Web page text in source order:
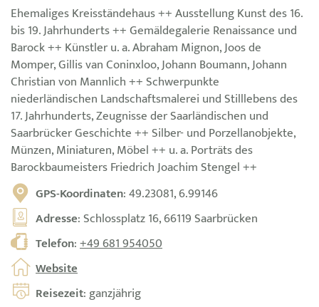
Ehemaliges Kreisständehaus ++ Ausstellung Kunst des 16.
bis 19. Jahrhunderts ++ Gemäldegalerie Renaissance und
Barock ++ Künstler u. a. Abraham Mignon, Joos de
Momper, Gillis van Coninxloo, Johann Boumann, Johann
Christian von Mannlich ++ Schwerpunkte
niederländischen Landschaftsmalerei und Stilllebens des
17. Jahrhunderts, Zeugnisse der Saarländischen und
Saarbrücker Geschichte ++ Silber- und Porzellanobjekte,
Münzen, Miniaturen, Möbel ++ u. a. Porträts des
Barockbaumeisters Friedrich Joachim Stengel ++
GPS-Koordinaten: 49.23081, 6.99146
Adresse: Schlossplatz 16, 66119 Saarbrücken
Telefon:+49 681 954050
Website
Reisezeit: ganzjährig